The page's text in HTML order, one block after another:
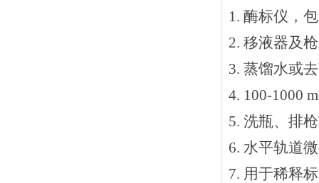
1. 酶标仪，
2. 移液器及
3. 蒸馏水或
4. 100-1000
5. 洗瓶、排
6. 水平轨道
7. 用于稀释